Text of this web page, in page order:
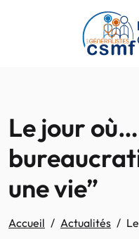
Passer au contenu principal
Le jour où…
une vie”
Accueil Actualités